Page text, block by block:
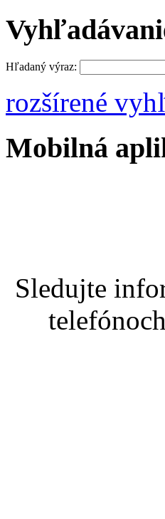
Hľadaný výraz:
rozšírené
Mobilná
Sledujte